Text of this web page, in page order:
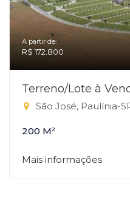
A partir de:
R$ 172.800
Terreno/Lote à
São José, Paulínia-
200 M²
Mais informações